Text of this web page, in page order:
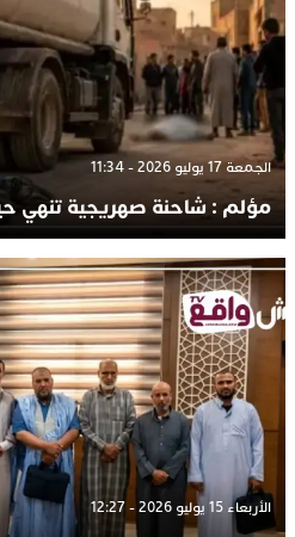
الجمعة 17 يوليو 2026 - 11:34
مؤلم : شاحنة صهريجية تنهي
الأربعاء 15 يوليو 2026 - 12:27